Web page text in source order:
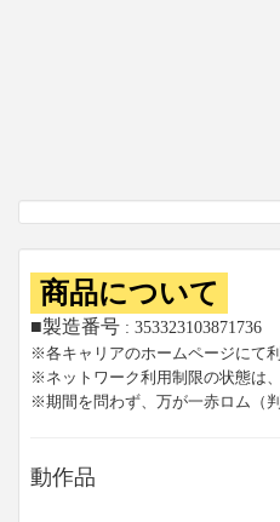
商品について
■製造番号 : 353323103871736
※各キャリアのホームページにて
※ネットワーク利用制限の状態は
※期間を問わず、万が一赤ロム（
動作品